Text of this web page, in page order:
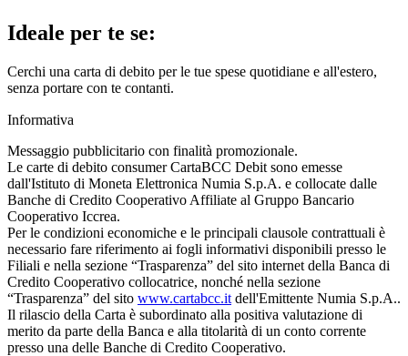
Ideale per te se:
Cerchi una carta di debito per le tue spese quotidiane e all'estero,
senza portare con te contanti.
Informativa
Messaggio pubblicitario con finalità promozionale.
Le carte di debito consumer CartaBCC Debit sono emesse
dall'Istituto di Moneta Elettronica Numia S.p.A. e collocate dalle
Banche di Credito Cooperativo Affiliate al Gruppo Bancario
Cooperativo Iccrea.
Per le condizioni economiche e le principali clausole contrattuali è
necessario fare riferimento ai fogli informativi disponibili presso le
Filiali e nella sezione “Trasparenza” del sito internet della Banca di
Credito Cooperativo collocatrice, nonché nella sezione
“Trasparenza” del sito www.cartabcc.it dell'Emittente Numia S.p.A..
Il rilascio della Carta è subordinato alla positiva valutazione di
merito da parte della Banca e alla titolarità di un conto corrente
presso una delle Banche di Credito Cooperativo.